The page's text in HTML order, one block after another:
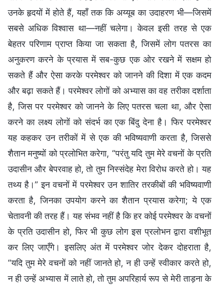
उनके हृदयों में होते हैं, यहाँ तक कि अय्यूब का उदाहरण भी—जिसमें
सबसे अधिक विश्वास था—नहीं चलेगा। केवल इसी तरह से एक
बेहतर परिणाम प्राप्त किया जा सकता है, जिसमें लोग पतरस का
अनुकरण करने के प्रयास में सब-कुछ एक ओर रखने में सक्षम हो
सकते हैं और ऐसा करके परमेश्वर को जानने की दिशा में एक कदम
और बढ़ा सकते हैं। परमेश्वर लोगों को अभ्यास का वह तरीका दर्शाता
है, जिस पर परमेश्वर को जानने के लिए पतरस चला था, और ऐसा
करने का लक्ष्य लोगों को संदर्भ का एक बिंदु देना है। फिर परमेश्वर
यह कहकर उन तरीकों में से एक की भविष्यवाणी करता है, जिससे
शैतान मनुष्यों को प्रलोभित करेगा, “परंतु यदि तुम मेरे वचनों के प्रति
उदासीन और बेपरवाह हो, तो तुम निस्संदेह मेरा विरोध करते हो। यह
तथ्य है।” इन वचनों में परमेश्वर उन शातिर तरकीबों की भविष्यवाणी
करता है, जिनका उपयोग करने का शैतान प्रयास करेगा; ये एक
चेतावनी की तरह हैं। यह संभव नहीं है कि हर कोई परमेश्वर के वचनों
के प्रति उदासीन हो, फिर भी कुछ लोग इस प्रलोभन द्वारा वशीभूत
कर लिए जाएँगे। इसलिए अंत में परमेश्वर जोर देकर दोहराता है,
“यदि तुम मेरे वचनों को नहीं जानते हो, न ही उन्हें स्वीकार करते हो,
न ही उन्हें अभ्यास में लाते हो, तो तुम अपरिहार्य रूप से मेरी ताड़ना के